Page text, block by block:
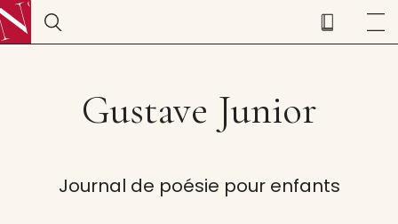
Gustave Junior
Journal de poésie pour enfants